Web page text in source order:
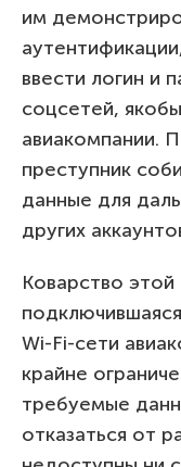
им
ввести логин и
соцсетей,
авиакомпании.
преступник
данные для
других
Коварство
Wi-Fi-сети
крайне
требуемые
отказаться от